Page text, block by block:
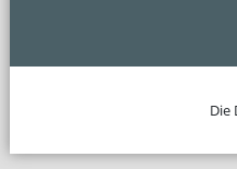
Die